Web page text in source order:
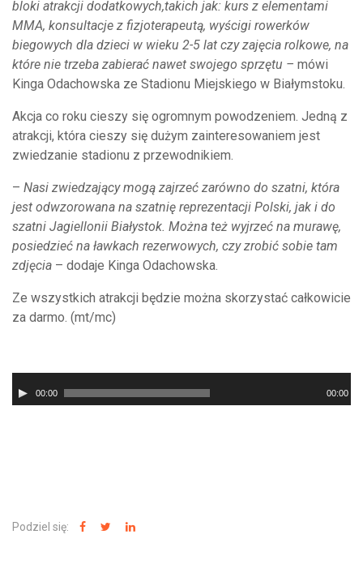
bloki atrakcji dodatkowych,takich jak: kurs z elementami
MMA, konsultacje z fizjoterapeutą, wyścigi rowerków
biegowych dla dzieci w wieku 2-5 lat czy zajęcia rolkowe, na
które nie trzeba zabierać nawet swojego sprzętu – mówi
Kinga Odachowska ze Stadionu Miejskiego w Białymstoku.
Akcja co roku cieszy się ogromnym powodzeniem. Jedną z
atrakcji, która cieszy się dużym zainteresowaniem jest
zwiedzanie stadionu z przewodnikiem.
– Nasi zwiedzający mogą zajrzeć zarówno do szatni, która
jest odwzorowana na szatnię reprezentacji Polski, jak i do
szatni Jagiellonii Białystok. Można też wyjrzeć na murawę,
posiedzieć na ławkach rezerwowych, czy zrobić sobie tam
zdjęcia – dodaje Kinga Odachowska.
Ze wszystkich atrakcji będzie można skorzystać całkowicie
za darmo. (mt/mc)
plików00:00 00:00
Podziel się: